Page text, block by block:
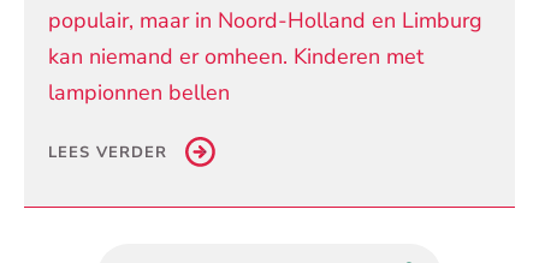
populair, maar in Noord-Holland en Limburg
kan niemand er omheen. Kinderen met
lampionnen bellen
LEES VERDER